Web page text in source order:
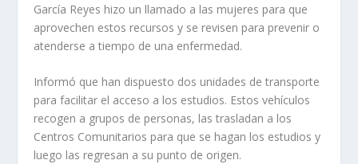
García Reyes hizo un llamado a las mujeres para que
aprovechen estos recursos y se revisen para prevenir o
atenderse a tiempo de una enfermedad.
Informó que han dispuesto dos unidades de transporte
para facilitar el acceso a los estudios. Estos vehículos
recogen a grupos de personas, las trasladan a los
Centros Comunitarios para que se hagan los estudios y
luego las regresan a su punto de origen.